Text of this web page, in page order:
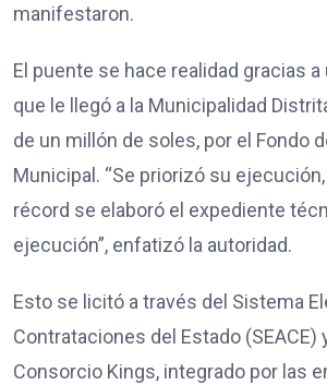
manifestaron.
El puente se hace realidad gracias
que le llegó a la Municipalidad
de un millón de soles, por el Fondo
Municipal. “Se priorizó su
récord se elaboró el expediente
ejecución”, enfatizó la autoridad.
Esto se licitó a través del Sistema
Contrataciones del Estado (SEACE)
Consorcio Kings, integrado por las